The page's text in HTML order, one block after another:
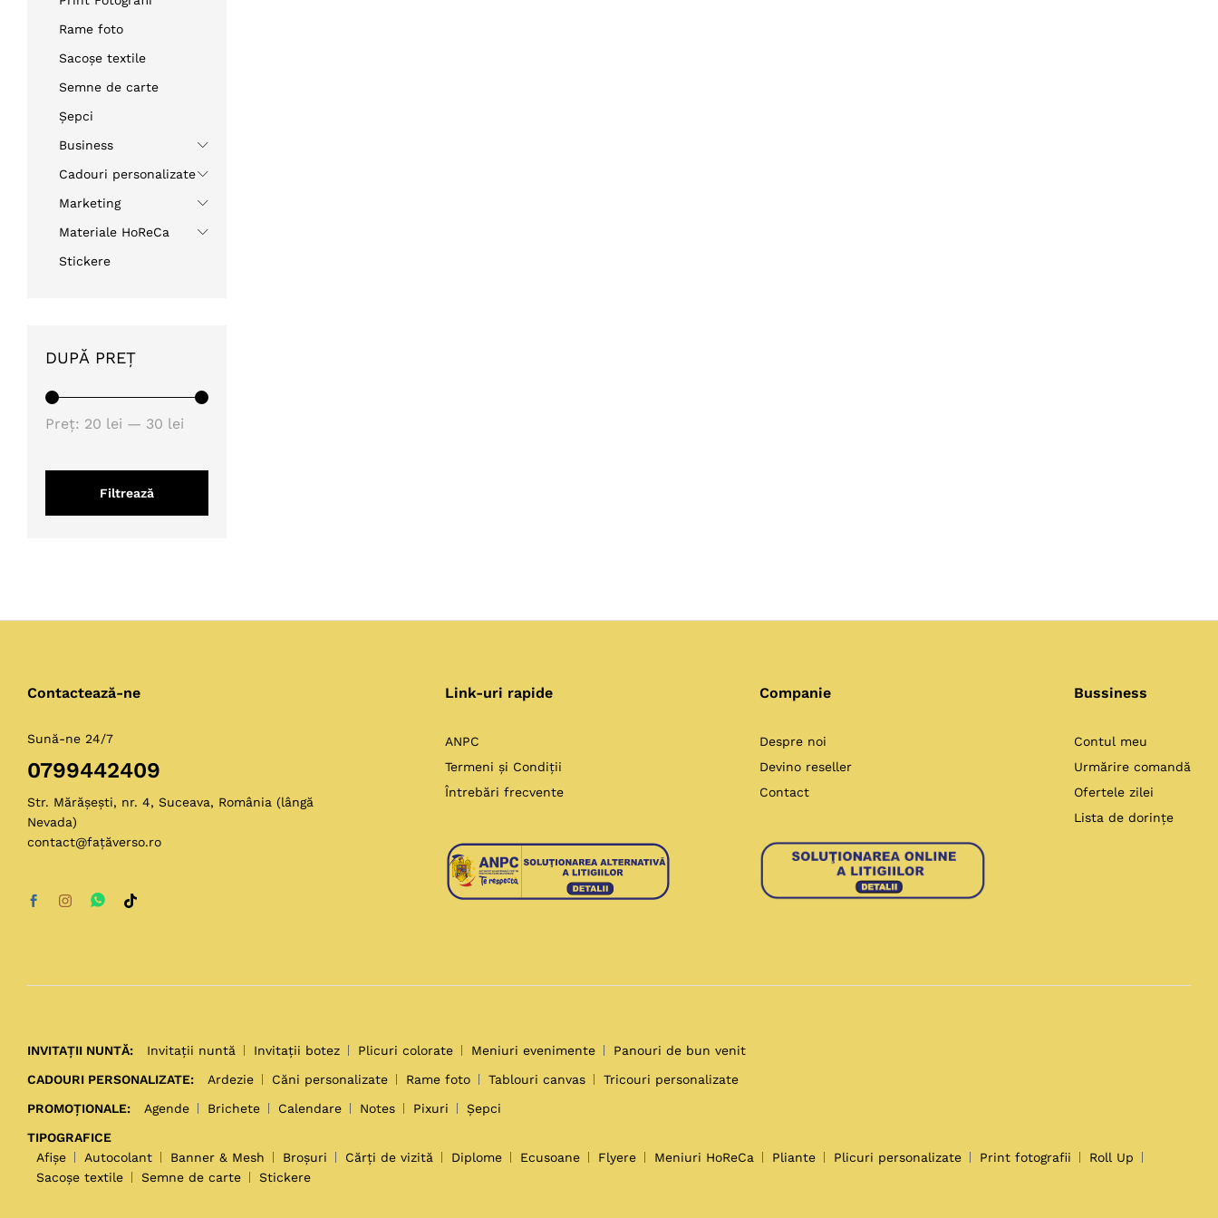
Rame foto
Sacoșe textile
Semne de carte
Șepci
Business
Cadouri personalizate
Marketing
Materiale HoReCa
Stickere
DUPĂ PREȚ
Filtrează
Preț: 20 lei — 30 lei
Contactează-ne
Sună-ne 24/7
0799442409
Str. Mărășești, nr. 4, Suceava, România (lângă
Nevada)
contact@fațăverso.ro
Link-uri rapide
ANPC
Termeni și Condiții
Întrebări frecvente
Companie
Despre noi
Devino reseller
Contact
Bussiness
Contul meu
Urmărire comandă
Ofertele zilei
Lista de dorințe
INVITAȚII NUNTĂ: Invitații nuntă Invitații botez Plicuri colorate Meniuri evenimente
Panouri de bun venit
CADOURI PERSONALIZATE:
Ardezie Căni personalizate Rame foto Tablouri canvas
Tricouri personalizate
PROMOȚIONALE:
Agende Brichete Calendare Notes Pixuri
Șepci
TIPOGRAFICE
Afișe
Autocolant Banner & Mesh Broșuri Cărți de vizită Diplome Ecusoane Flyere Meniuri HoReCa Pliante Plicuri personalizate Print fotografii
Roll Up
Sacoșe textile
Semne de carte Stickere